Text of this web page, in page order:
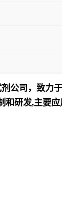
公司，致力
和研发,主要